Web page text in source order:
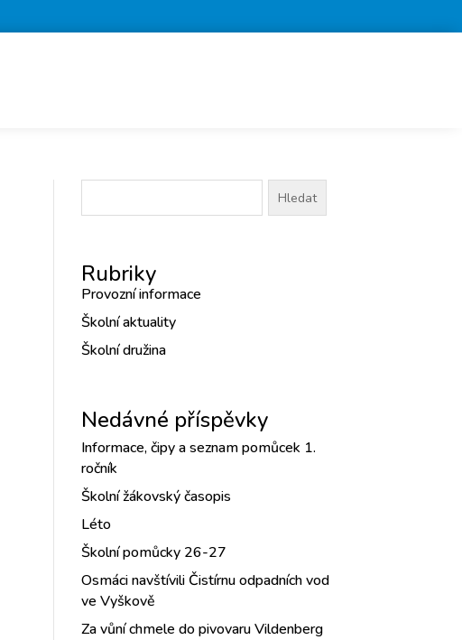
Vyhledávání
Rubriky
Provozní informace
Školní aktuality
Školní družina
Nedávné příspěvky
Informace, čipy a seznam pomůcek 1.
ročník
Školní žákovský časopis
Léto
Školní pomůcky 26-27
Osmáci navštívili Čistírnu odpadních vod
ve Vyškově
Za vůní chmele do pivovaru Vildenberg